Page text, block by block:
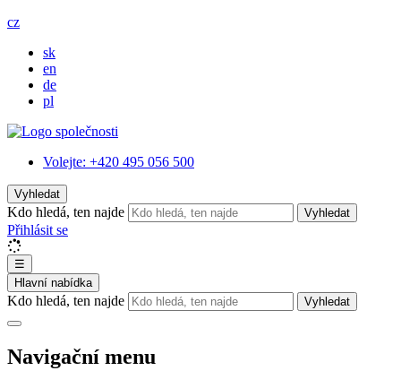
cz
sk
en
de
pl
Volejte: +420 495 056 500
Vyhledat
Kdo hledá, ten najde Vyhledat
Přihlásit se
☰
Hlavní nabídka
Kdo hledá, ten najde Vyhledat
Navigační menu